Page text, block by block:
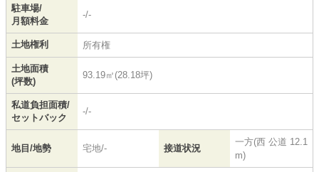
駐車場/
月額料金
-/-
土地権利 所有権
土地面積
(坪数)
93.19㎡(28.18坪)
私道負担面積/
セットバック
-/-
地目/地勢 宅地/- 接道状況
一方(西 公道 12.1
m)